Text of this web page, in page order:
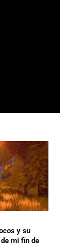
y su
mi fin de